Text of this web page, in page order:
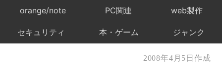
orange/note PC関連 web製作
セキュリティ 本・ゲーム ジャンク
2008年4月5日作成